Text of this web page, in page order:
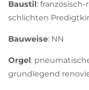
Baustil :
schlichten
Bauweise: NN
Orgel :
grundlegend